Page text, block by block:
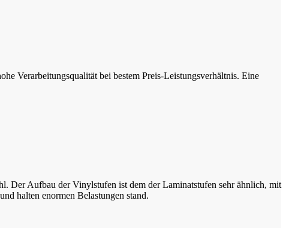
Verarbeitungsqualität bei bestem Preis-Leistungsverhältnis. Eine
Der Aufbau der Vinylstufen ist dem der Laminatstufen sehr ähnlich, mit
halten enormen Belastungen stand.